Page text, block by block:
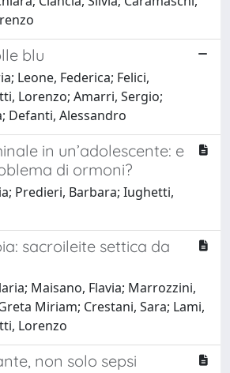
blu
Leone, Federica; Felici,
Lorenzo; Amarri, Sergio;
Defanti, Alessandro
in un’adolescente: e
di ormoni?
Predieri, Barbara; Iughetti,
sacroileite settica da
Maisano, Flavia; Marrozzini,
Miriam; Crestani, Sara; Lami,
Lorenzo
non solo sepsi